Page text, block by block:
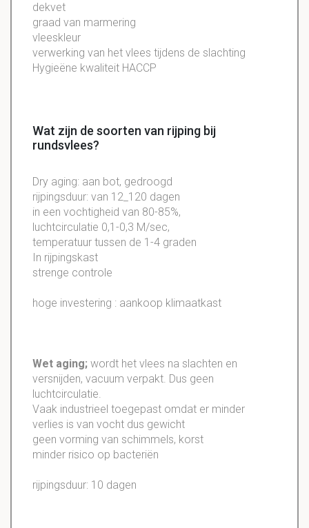
dekvet
graad van marmering
vleeskleur
verwerking van het vlees tijdens de slachting
Hygieëne kwaliteit HACCP
Wat zijn de soorten van rijping bij
rundsvlees?
Dry aging: aan bot, gedroogd
rijpingsduur: van 12_120 dagen
in een vochtigheid van 80-85%,
luchtcirculatie 0,1-0,3 M/sec,
temperatuur tussen de 1-4 graden
In rijpingskast
strenge controle
hoge investering : aankoop klimaatkast
Wet aging; wordt het vlees na slachten en
versnijden, vacuum verpakt. Dus geen
luchtcirculatie.
Vaak industrieel toegepast omdat er minder
verlies is van vocht dus gewicht
geen vorming van schimmels, korst
minder risico op bacteriën
rijpingsduur: 10 dagen